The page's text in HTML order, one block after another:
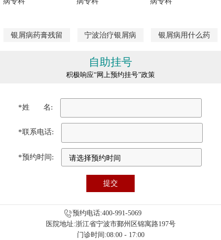
银屑病药膏残留 宁波治疗银屑病 银屑病用什么药
自助挂号
积极响应“网上预约挂号”政策
*姓 名:
*联系电话:
*预约时间:
预约电话:400-991-5069
医院地址:浙江省宁波市鄞州区锦寓路197号
门诊时间:08:00 - 17:00